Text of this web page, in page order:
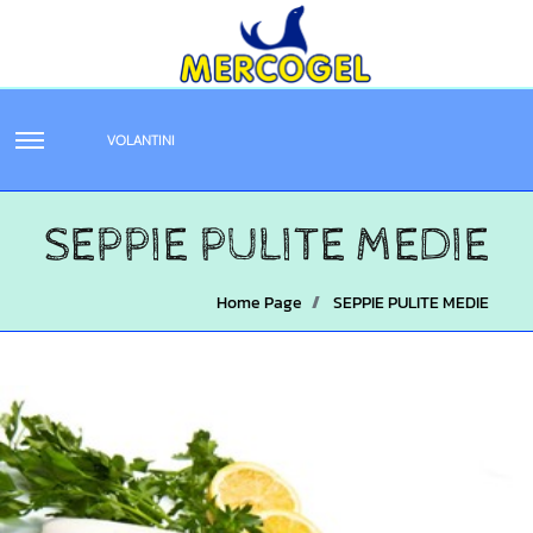
VOLANTINI
SEPPIE PULITE MEDIE
Home Page SEPPIE PULITE MEDIE